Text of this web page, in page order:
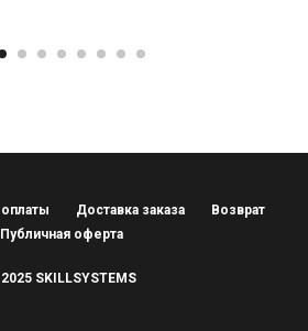
Доставка заказа
Возврат
Публичная оферта
SKILLSYSTEMS